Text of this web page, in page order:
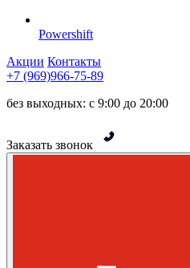
Powershift
Акции Контакты
+7 (969)966-75-89
без выходных: с 9:00 до 20:00
Заказать звонок